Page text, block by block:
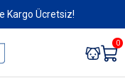
Kargo Ücretsiz!
0